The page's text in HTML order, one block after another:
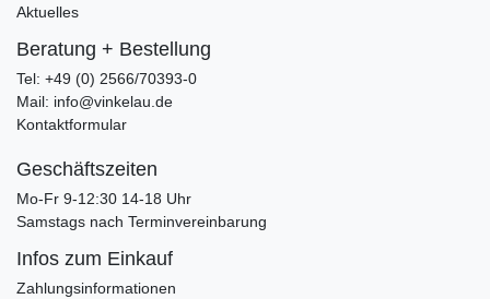
Aktuelles
Beratung + Bestellung
Tel: +49 (0) 2566/70393-0
Mail: info@vinkelau.de
Kontaktformular
Geschäftszeiten
Mo-Fr 9-12:30 14-18 Uhr
Samstags nach Terminvereinbarung
Infos zum Einkauf
Zahlungsinformationen